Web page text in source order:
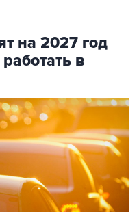
на 2027 год
в